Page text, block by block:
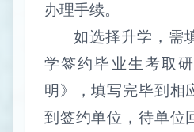
办理手续。
如选择升学，需
学签约毕业生考取
明》，填写完毕到相
到签约单位，待单位